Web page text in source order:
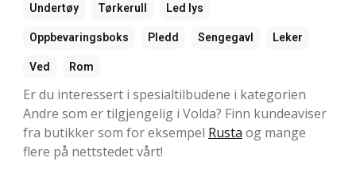
Undertøy Tørkerull Led lys
Oppbevaringsboks Pledd Sengegavl Leker
Ved Rom
Er du interessert i spesialtilbudene i kategorien
Andre som er tilgjengelig i Volda? Finn kundeaviser
fra butikker som for eksempel Rusta og mange
flere på nettstedet vårt!